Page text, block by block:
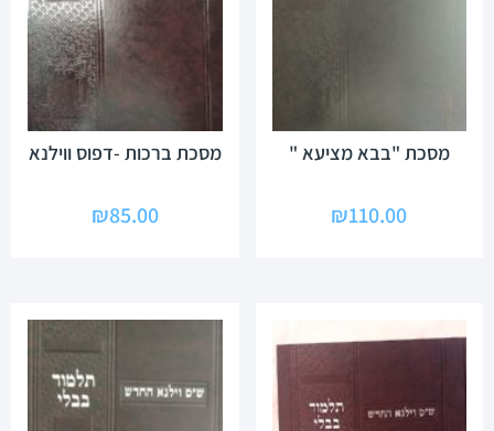
מסכת "בבא מציעא "
₪110.00
מסכת ברכות -דפוס ווילנא
₪85.00